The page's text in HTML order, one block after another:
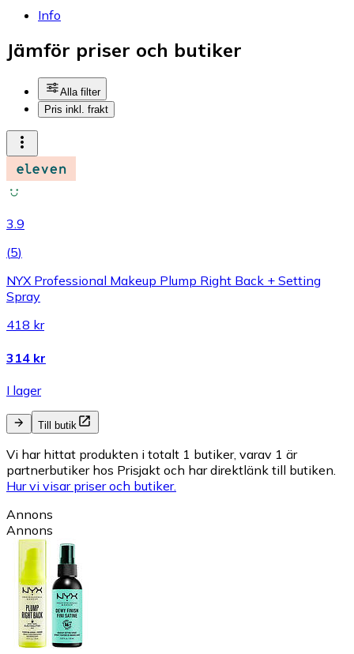
Info
Jämför priser och butiker
Alla filter
Pris inkl. frakt
3.9
(5)
NYX Professional Makeup Plump Right Back + Setting
Spray
418 kr
314 kr
I lager
Till butik
Vi har hittat produkten i totalt 1 butiker, varav 1 är
partnerbutiker hos Prisjakt och har direktlänk till butiken.
Hur vi visar priser och butiker.
Annons
Annons